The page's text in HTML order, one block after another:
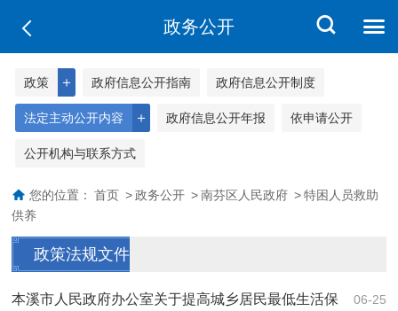
政务公开
＋
政策 政府信息公开指南 政府信息公开制度
＋
法定主动公开内容 政府信息公开年报 依申请公开
公开机构与联系方式
您的位置： 首页 > 政务公开 > 南芬区人民政府 > 特困人员救助
供养
政策法规文件
06-25
本溪市人民政府办公室关于提高城乡居民最低生活保